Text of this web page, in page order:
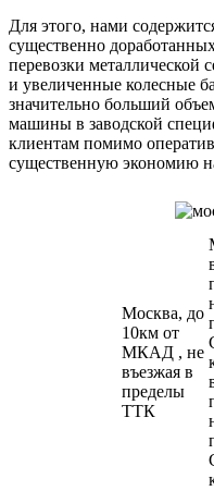
Для этого, нами
существенно
перевозки
и увеличенные колесные
значительно больший
машины в заводской
клиентам помимо
существенную экономию
Москва, до
10км от
МКАД , не
въезжая в
пределы
ТТК